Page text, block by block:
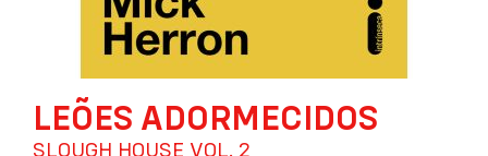
LEÕES ADORMECIDOS
SLOUGH HOUSE VOL. 2